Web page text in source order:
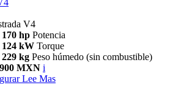
V4
170 hp Potencia
124 kW Torque
229 kg Peso húmedo (sin combustible)
MXN i
Lee Mas